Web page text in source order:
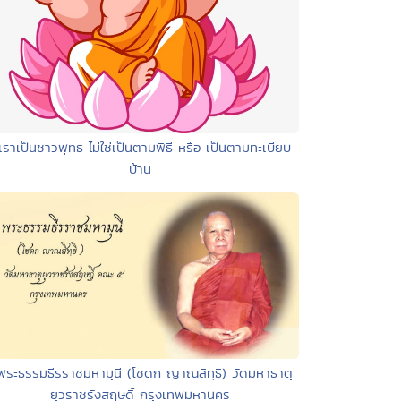
ราเป็นชาวพุทธ ไม่ใช่เป็นตามพิธี หรือ เป็นตามทะเบียบ
บ้าน
ระธรรมธีรราชมหามุนี (โชดก ญาณสิทฺธิ) วัดมหาธาตุ
ยุวราชรังสฤษดิ์ กรุงเทพมหานคร